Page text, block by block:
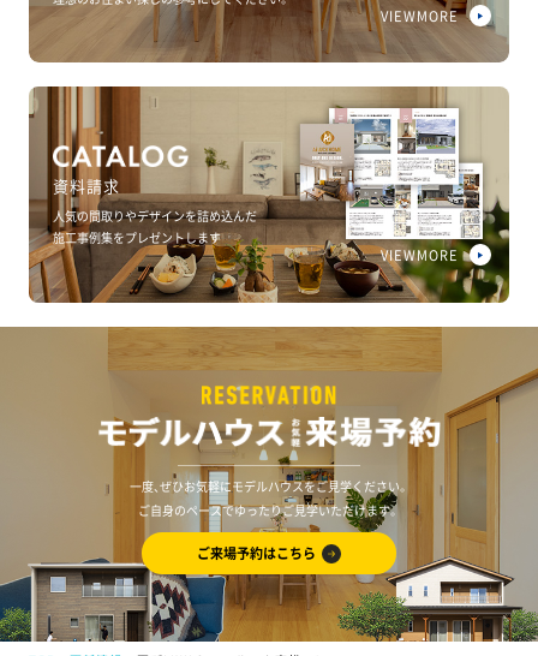
VIEWMORE
資料請求
人気の間取りやデザインを詰め込んだ
施工事例集をプレゼントします
VIEWMORE
一度、ぜひお気軽にモデルハウスをご見学ください。
ご自身のペースでゆったりご見学いただけます。
ご来場予約はこちら